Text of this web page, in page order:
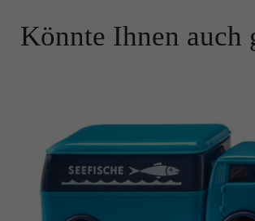
Könnte Ihnen auch
Datenübertragungen unterbunden.